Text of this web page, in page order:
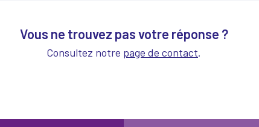
Vous ne trouvez pas votre réponse ?
Consultez notre page de contact.